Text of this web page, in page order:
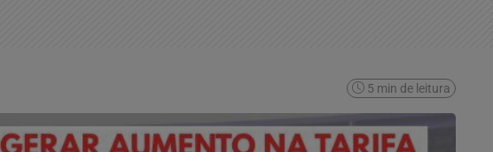
5 min de leitura